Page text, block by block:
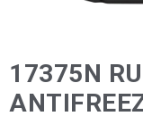
17375N